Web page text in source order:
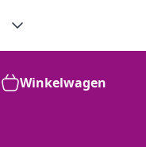
Winkelwagen